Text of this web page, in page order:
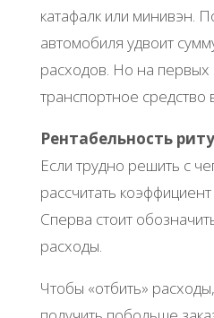
катафалк или минивэн.
автомобиля удвоит
расходов. Но на
транспортное средство
Рентабельность
Если трудно решить с
рассчитать
Сперва стоит
расходы.
Чтобы «отбить»